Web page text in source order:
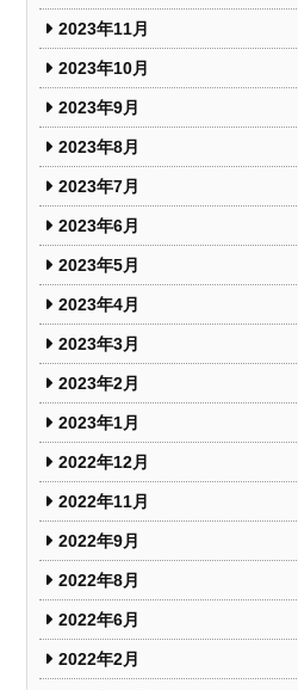
2023年11月
2023年10月
2023年9月
2023年8月
2023年7月
2023年6月
2023年5月
2023年4月
2023年3月
2023年2月
2023年1月
2022年12月
2022年11月
2022年9月
2022年8月
2022年6月
2022年2月